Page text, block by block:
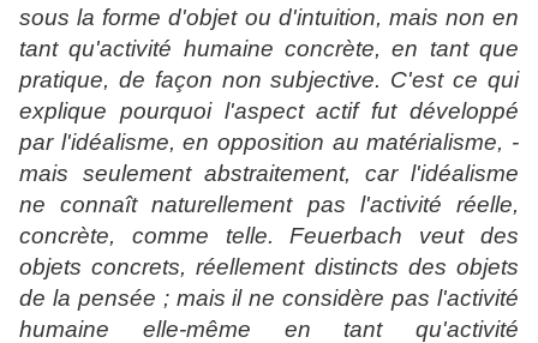
sous la forme d'objet ou d'intuition, mais non en
tant qu'activité humaine concrète, en tant que
pratique, de façon non subjective. C'est ce qui
explique pourquoi l'aspect actif fut développé
par l'idéalisme, en opposition au matérialisme, -
mais seulement abstraitement, car l'idéalisme
ne connaît naturellement pas l'activité réelle,
concrète, comme telle. Feuerbach veut des
objets concrets, réellement distincts des objets
de la pensée ; mais il ne considère pas l'activité
humaine elle-même en tant qu'activité